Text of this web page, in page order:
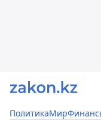
ПолитикаМир